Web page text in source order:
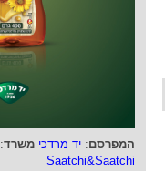
המפרסם: יד מרדכי משרד:
Saatchi&Saatchi